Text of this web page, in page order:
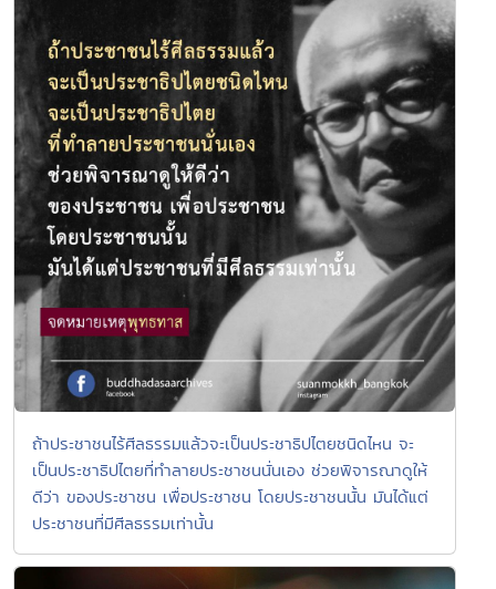
ถ้าประชาชนไร้ศีลธรรมแล้วจะเป็นประชาธิปไตยชนิดไหน จะ
เป็นประชาธิปไตยที่ทำลายประชาชนนั่นเอง ช่วยพิจารณาดูให้
ดีว่า ของประชาชน เพื่อประชาชน โดยประชาชนนั้น มันได้แต่
ประชาชนที่มีศีลธรรมเท่านั้น